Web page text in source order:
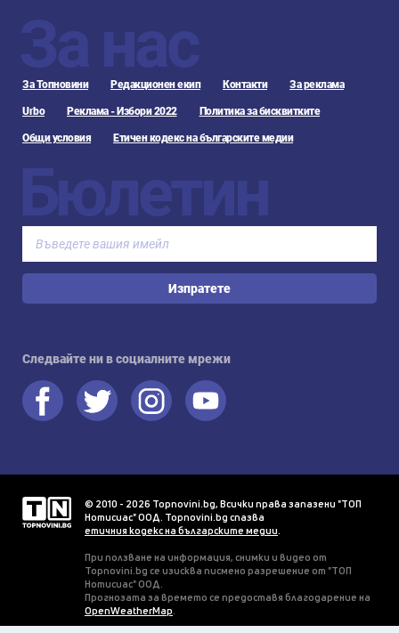
За нас
За Топновини Редакционен екип Контакти За реклама
Urbo Реклама - Избори 2022 Политика за бисквитките
Общи условия Етичен кодекс на българските медии
Бюлетин
Изпратете
Следвайте ни в социалните мрежи
© 2010 - 2026 Topnovini.bg, Всички права запазени "ТОП
Нотисиас" ООД. Topnovini.bg спазва
етичния кодекс на българските медии.
При ползване на информация, снимки и видео от
Topnovini.bg се изисква писмено разрешение от "ТОП
Нотисиас" ООД.
Прогнозата за времето се предоставя благодарение на
OpenWeatherMap.